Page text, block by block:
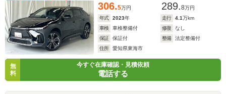
306.5万円 289.8万円
年式
2023年 走行 4.1万km
車検
車検整備付 修復
なし
保証
保証付 整備
法定整備付
住所
愛知県東海市
無
料
今すぐ在庫確認・見積依頼
電話する